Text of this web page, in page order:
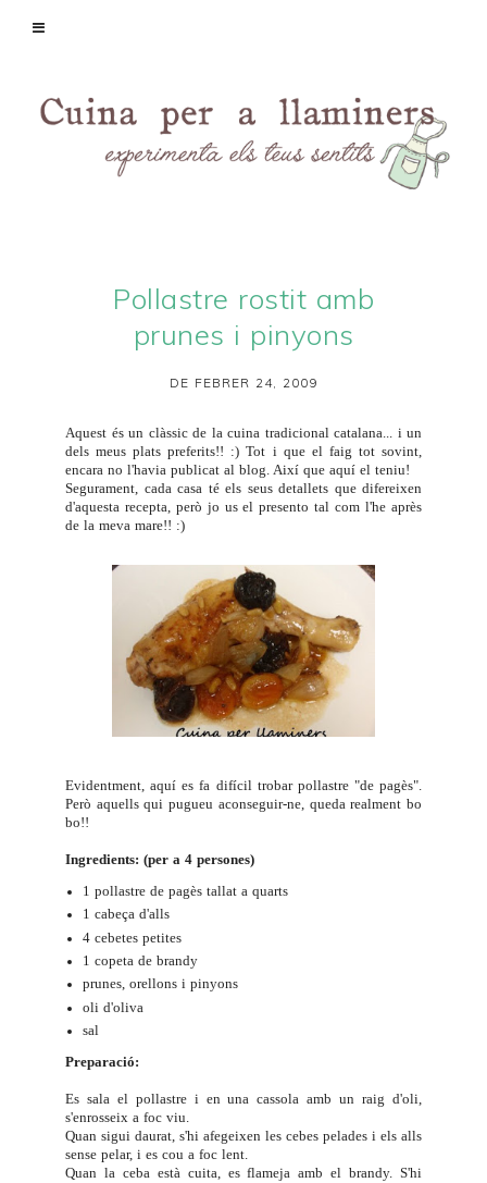
Pollastre rostit amb
prunes i pinyons
DE FEBRER 24, 2009
Aquest és un clàssic de la cuina tradicional catalana... i un
dels meus plats preferits!! :) Tot i que el faig tot sovint,
encara no l'havia publicat al blog. Així que aquí el teniu!
Segurament, cada casa té els seus detallets que difereixen
d'aquesta recepta, però jo us el presento tal com l'he après
de la meva mare!! :)
Evidentment, aquí es fa difícil trobar pollastre "de pagès".
Però aquells qui pugueu aconseguir-ne, queda realment bo
bo!!
Ingredients: (per a 4 persones)
1 pollastre de pagès tallat a quarts
1 cabeça d'alls
4 cebetes petites
1 copeta de brandy
prunes, orellons i pinyons
oli d'oliva
sal
Preparació:
Es sala el pollastre i en una cassola amb un raig d'oli,
s'enrosseix a foc viu.
Quan sigui daurat, s'hi afegeixen les cebes pelades i els alls
sense pelar, i es cou a foc lent.
Quan la ceba està cuita, es flameja amb el brandy. S'hi